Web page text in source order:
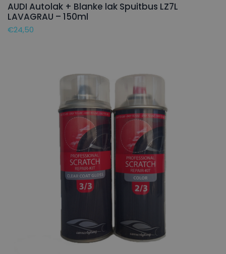
AUDI Autolak + Blanke lak Spuitbus LZ7L
LAVAGRAU – 150ml
€24,50